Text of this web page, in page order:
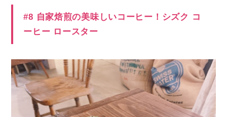
#8 自家焙煎の美味しいコーヒー！シズク コ
ーヒー ロースター